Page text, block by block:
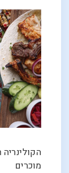
מוכרים